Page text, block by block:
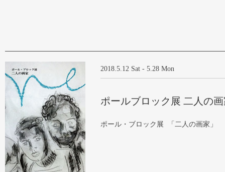
2018.5.12 Sat - 5.28 Mon
ポールブロック展 二人の
ポール・ブロック展 「二人の画家